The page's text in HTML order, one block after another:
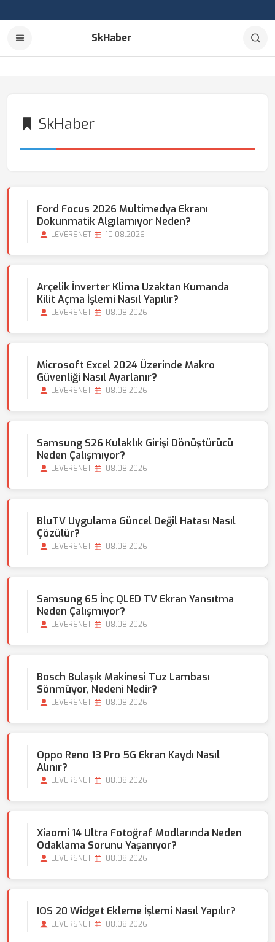
SkHaber
SkHaber
Ford Focus 2026 Multimedya Ekranı
Dokunmatik Algılamıyor Neden?
LEVERSNET 10.08.2026
Arçelik İnverter Klima Uzaktan Kumanda
Kilit Açma İşlemi Nasıl Yapılır?
LEVERSNET 08.08.2026
Microsoft Excel 2024 Üzerinde Makro
Güvenliği Nasıl Ayarlanır?
LEVERSNET 08.08.2026
Samsung S26 Kulaklık Girişi Dönüştürücü
Neden Çalışmıyor?
LEVERSNET 08.08.2026
BluTV Uygulama Güncel Değil Hatası Nasıl
Çözülür?
LEVERSNET 08.08.2026
Samsung 65 İnç QLED TV Ekran Yansıtma
Neden Çalışmıyor?
LEVERSNET 08.08.2026
Bosch Bulaşık Makinesi Tuz Lambası
Sönmüyor, Nedeni Nedir?
LEVERSNET 08.08.2026
Oppo Reno 13 Pro 5G Ekran Kaydı Nasıl
Alınır?
LEVERSNET 08.08.2026
Xiaomi 14 Ultra Fotoğraf Modlarında Neden
Odaklama Sorunu Yaşanıyor?
LEVERSNET 08.08.2026
IOS 20 Widget Ekleme İşlemi Nasıl Yapılır?
LEVERSNET 08.08.2026